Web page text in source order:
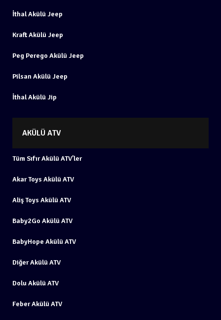
İthal Akülü Jeep
Kraft Akülü Jeep
Peg Perego Akülü Jeep
Pilsan Akülü Jeep
İthal Akülü Jip
AKÜLÜ ATV
Tüm Sıfır Akülü ATV’ler
Akar Toys Akülü ATV
Aliş Toys Akülü ATV
Baby2Go Akülü ATV
BabyHope Akülü ATV
Diğer Akülü ATV
Dolu Akülü ATV
Feber Akülü ATV